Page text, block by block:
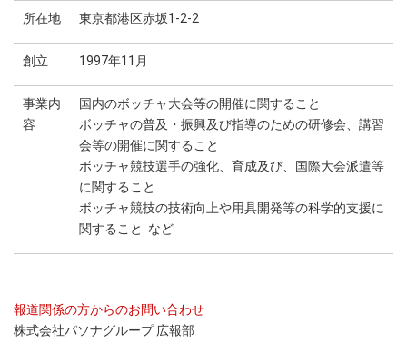
所在地 東京都港区赤坂1-2-2
創立 1997年11月
事業内
容
国内のボッチャ大会等の開催に関すること
ボッチャの普及・振興及び指導のための研修会、講習
会等の開催に関すること
ボッチャ競技選手の強化、育成及び、国際大会派遣等
に関すること
ボッチャ競技の技術向上や用具開発等の科学的支援に
関すること など
報道関係の方からのお問い合わせ
株式会社パソナグループ 広報部